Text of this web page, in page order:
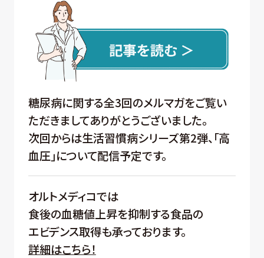
糖尿病に関する全3回のメルマガをご覧い
ただきましてありがとうございました。
次回からは生活習慣病シリーズ第2弾、「高
血圧」について配信予定です。
オルトメディコでは
食後の血糖値上昇を抑制する食品の
エビデンス取得も承っております。
詳細はこちら！